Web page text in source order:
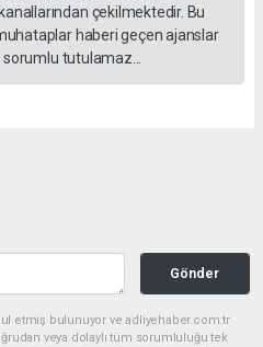
çekilmektedir. Bu
haberi geçen ajanslar
tutulamaz...
Gönder
etmiş bulunuyor ve adliyehaber.com.tr
veya dolaylı tüm sorumluluğu tek